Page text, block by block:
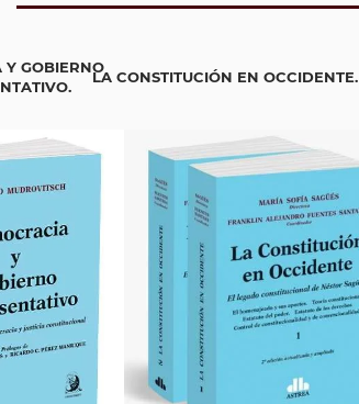
Y GOBIERNO
LA CONSTITUCIÓN EN